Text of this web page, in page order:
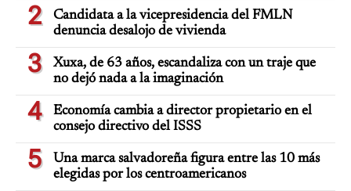
2
Candidata a la vicepresidencia del FMLN
denuncia desalojo de vivienda
3
Xuxa, de 63 años, escandaliza con un traje que
no dejó nada a la imaginación
4
Economía cambia a director propietario en el
consejo directivo del ISSS
5
Una marca salvadoreña figura entre las 10 más
elegidas por los centroamericanos